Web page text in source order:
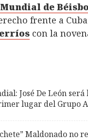
de
frente a
con la
José De León
lugar del Grupo A
Maldonado no